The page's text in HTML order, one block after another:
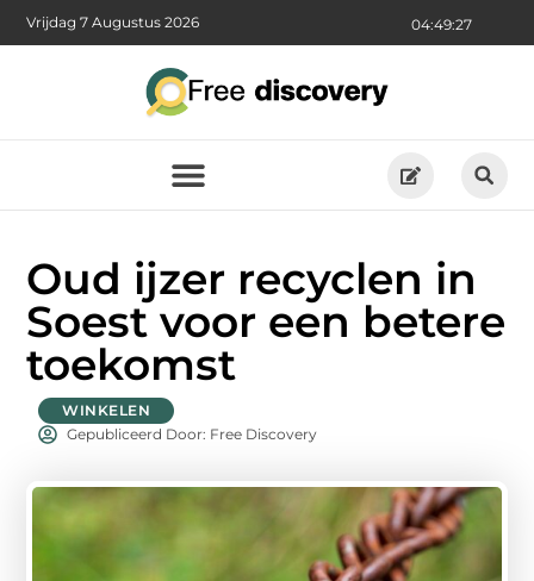
04:49:29
Vrijdag 7 Augustus 2026
Oud ijzer recyclen in
Soest voor een betere
toekomst
WINKELEN
Gepubliceerd Door: Free Discovery